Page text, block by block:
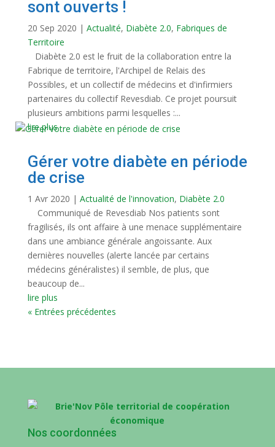
sont ouverts !
20 Sep 2020 | Actualité, Diabète 2.0, Fabriques de
Territoire
Diabète 2.0 est le fruit de la collaboration entre la
Fabrique de territoire, l'Archipel de Relais des
Possibles, et un collectif de médecins et d'infirmiers
partenaires du collectif Revesdiab. Ce projet poursuit
plusieurs ambitions parmi lesquelles :...
lire plus
Gérer votre diabète en période
de crise
1 Avr 2020 | Actualité de l'innovation, Diabète 2.0
Communiqué de Revesdiab Nos patients sont
fragilisés, ils ont affaire à une menace supplémentaire
dans une ambiance générale angoissante. Aux
dernières nouvelles (alerte lancée par certains
médecins généralistes) il semble, de plus, que
beaucoup de...
lire plus
« Entrées précédentes
Nos coordonnées